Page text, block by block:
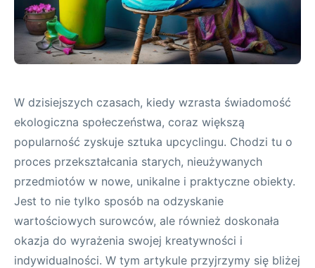
W dzisiejszych czasach, kiedy wzrasta świadomość
ekologiczna społeczeństwa, coraz większą
popularność zyskuje sztuka upcyclingu. Chodzi tu o
proces przekształcania starych, nieużywanych
przedmiotów w nowe, unikalne i praktyczne obiekty.
Jest to nie tylko sposób na odzyskanie
wartościowych surowców, ale również doskonała
okazja do wyrażenia swojej kreatywności i
indywidualności. W tym artykule przyjrzymy się bliżej